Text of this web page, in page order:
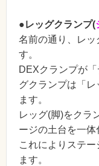
●レッグクランプ(
名前の通り、レッ
す。
DEXクランプが
グクランプは「
ます。
レッグ(脚)をクラ
ージの土台を一体
これによりステ
ます。